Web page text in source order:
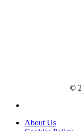
©
About Us